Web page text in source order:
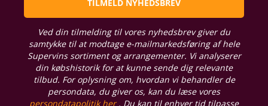
TILMELD NYHEDSBREV
Ved din tilmelding til vores nyhedsbrev giver du
samtykke til at modtage e-mailmarkedsføring af hele
Supervins sortiment og arrangementer. Vi analyserer
din købshistorik for at kunne sende dig relevante
tilbud. For oplysning om, hvordan vi behandler de
persondata, du giver os, kan du læse vores
persondatapolitik her. Du kan til enhver tid tilpasse